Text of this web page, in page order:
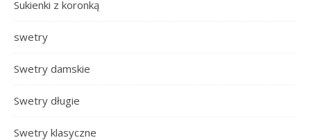
Sukienki z koronką
swetry
Swetry damskie
Swetry długie
Swetry klasyczne